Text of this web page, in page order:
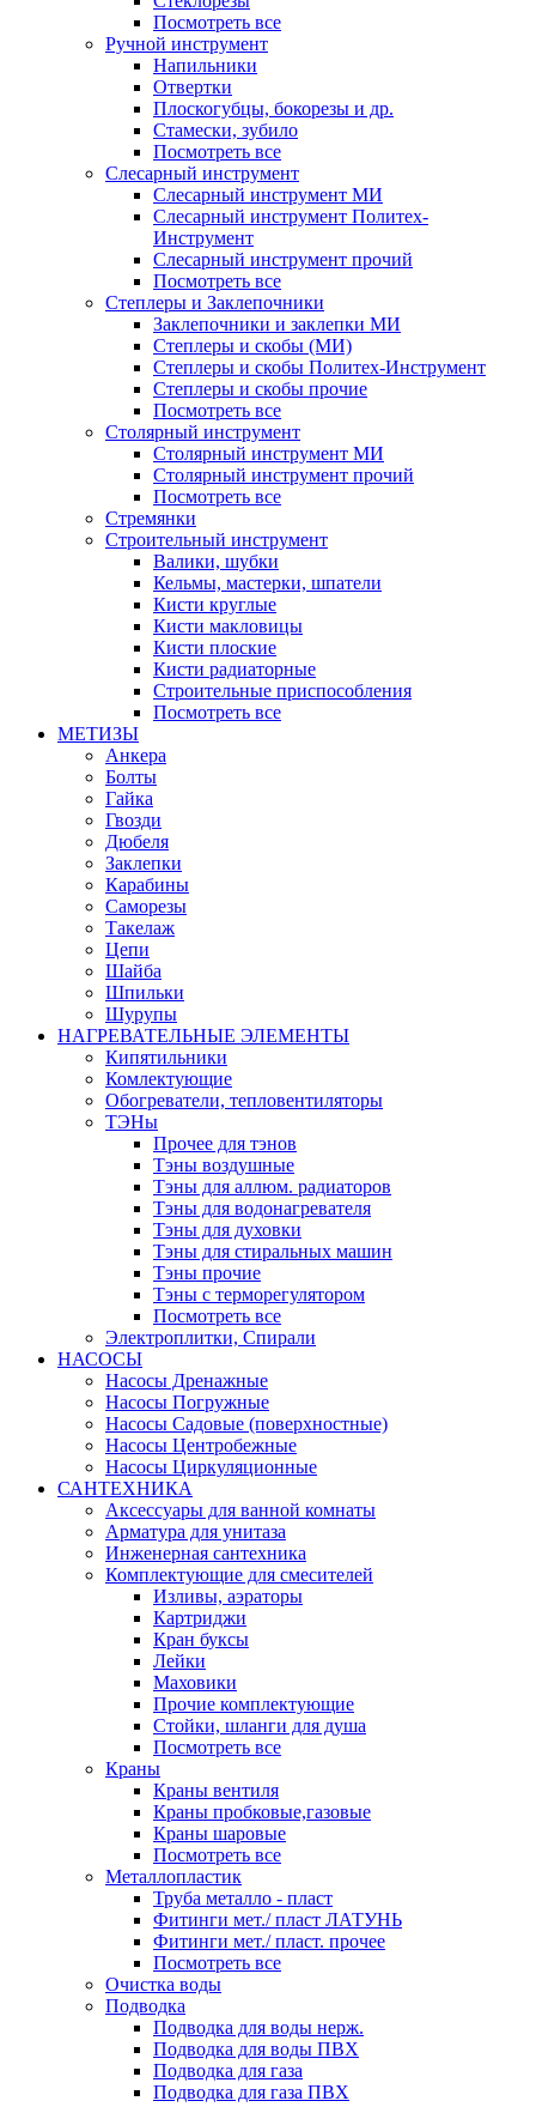
Посмотреть все
Ручной инструмент
Напильники
Отвертки
Плоскогубцы, бокорезы и др.
Стамески, зубило
Посмотреть все
Слесарный инструмент
Слесарный инструмент МИ
Слесарный инструмент Политех-
Инструмент
Слесарный инструмент прочий
Посмотреть все
Степлеры и Заклепочники
Заклепочники и заклепки МИ
Степлеры и скобы (МИ)
Степлеры и скобы Политех-Инструмент
Степлеры и скобы прочие
Посмотреть все
Столярный инструмент
Столярный инструмент МИ
Столярный инструмент прочий
Посмотреть все
Стремянки
Строительный инструмент
Валики, шубки
Кельмы, мастерки, шпатели
Кисти круглые
Кисти макловицы
Кисти плоские
Кисти радиаторные
Строительные приспособления
Посмотреть все
МЕТИЗЫ
Анкера
Болты
Гайка
Гвозди
Дюбеля
Заклепки
Карабины
Саморезы
Такелаж
Цепи
Шайба
Шпильки
Шурупы
НАГРЕВАТЕЛЬНЫЕ ЭЛЕМЕНТЫ
Кипятильники
Комлектующие
Обогреватели, тепловентиляторы
ТЭНы
Прочее для тэнов
Тэны воздушные
Тэны для аллюм. радиаторов
Тэны для водонагревателя
Тэны для духовки
Тэны для стиральных машин
Тэны прочие
Тэны с терморегулятором
Посмотреть все
Электроплитки, Спирали
НАСОСЫ
Насосы Дренажные
Насосы Погружные
Насосы Садовые (поверхностные)
Насосы Центробежные
Насосы Циркуляционные
САНТЕХНИКА
Аксессуары для ванной комнаты
Арматура для унитаза
Инженерная сантехника
Комплектующие для смесителей
Изливы, аэраторы
Картриджи
Кран буксы
Лейки
Маховики
Прочие комплектующие
Стойки, шланги для душа
Посмотреть все
Краны
Краны вентиля
Краны пробковые,газовые
Краны шаровые
Посмотреть все
Металлопластик
Труба металло - пласт
Фитинги мет./ пласт ЛАТУНЬ
Фитинги мет./ пласт. прочее
Посмотреть все
Очистка воды
Подводка
Подводка для воды нерж.
Подводка для воды ПВХ
Подводка для газа
Подводка для газа ПВХ